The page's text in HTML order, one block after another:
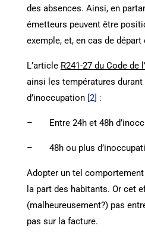
des absences. Ainsi, en
émetteurs peuvent être
exemple, et, en cas de départ
L’article R241-27 du Code de
ainsi les températures
d’inoccupation [2] :
– Entre 24h et 48h
– 48h ou plus
Adopter un tel
la part des habitants. Or cet
(malheureusement?) pas
pas sur la facture.